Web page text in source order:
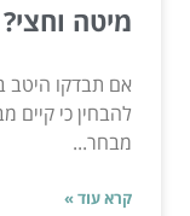
מיטה וחצי?
אם תבדקו היטב
להבחין כי קיים
מבחר...
קרא עוד »